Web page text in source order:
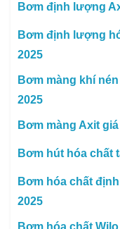
Bơm định lượng
Bơm định lượng
2025
Bơm màng khí
2025
Bơm màng Axit
Bơm hút hóa chất
Bơm hóa chất
2025